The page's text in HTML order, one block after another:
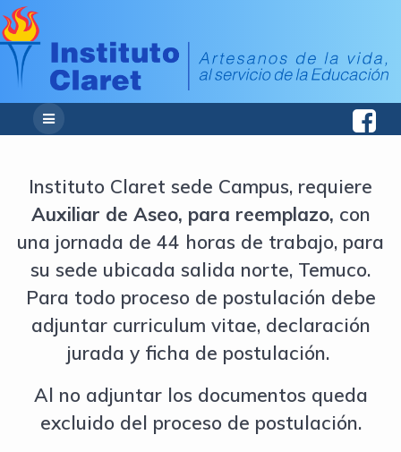
Instituto Claret sede Campus, requiere
Auxiliar de Aseo, para reemplazo, con
una jornada de 44 horas de trabajo, para
su sede ubicada salida norte, Temuco.
Para todo proceso de postulación debe
adjuntar curriculum vitae, declaración
jurada y ficha de postulación.
Al no adjuntar los documentos queda
excluido del proceso de postulación.